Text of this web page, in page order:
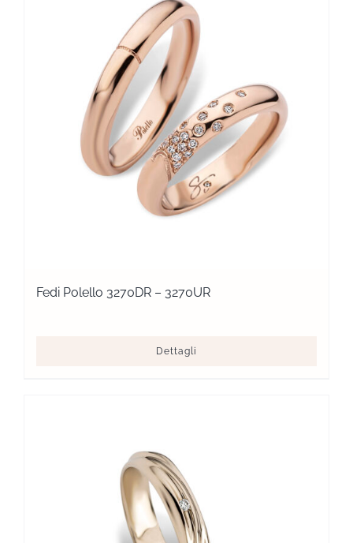
Fedi Polello 3270DR – 3270UR
Dettagli